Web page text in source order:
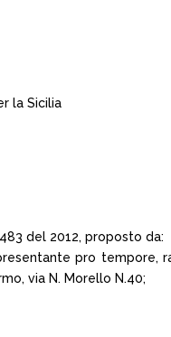
la Sicilia
del 2012, proposto da:
pro
via N. Morello N.40;